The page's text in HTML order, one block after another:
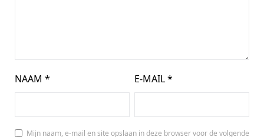
NAAM * E-MAIL*
Mijn naam, e-mail en site opslaan in deze browser voor de volgende